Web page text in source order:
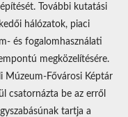
További kutatási
hálózatok, piaci
és fogalomhasználati
megközelítésére.
Múzeum-Fővárosi Képtár
csatornázta be az erről
tartja a